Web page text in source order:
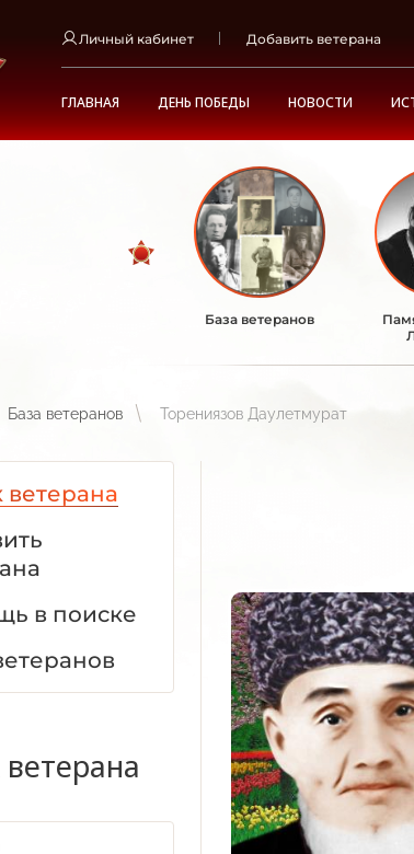
Личный кабинет Добавить ветерана
ГЛАВНАЯ ДЕНЬ ПОБЕДЫ НОВОСТИ
База ветеранов
База ветеранов Торениязов Даулетмурат
ветерана
в поиске